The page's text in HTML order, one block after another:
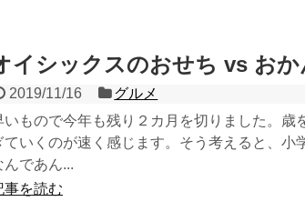
イシックスのおせち vs おか
2019/11/16
グルメ
いもので今年も残り２カ月を切りました。歳
ていくのが速く感じます。そう考えると、小
んであん...
事を読む